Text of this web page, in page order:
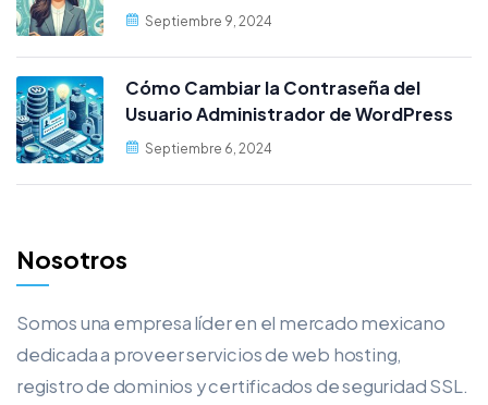
Clientes
Septiembre 9, 2024
Cómo Cambiar la Contraseña del
Usuario Administrador de WordPress
desde MySQL
Septiembre 6, 2024
Nosotros
Somos una empresa líder en el mercado mexicano
dedicada a proveer servicios de web hosting,
registro de dominios y certificados de seguridad SSL.